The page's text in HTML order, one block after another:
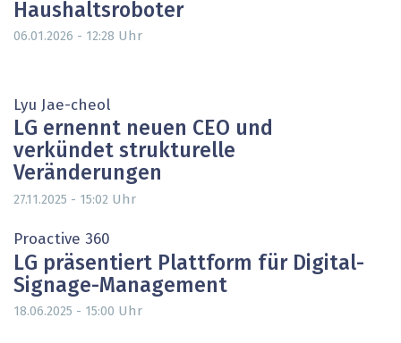
Haushaltsroboter
06.01.2026 - 12:28 Uhr
Lyu Jae-cheol
LG ernennt neuen CEO und
verkündet strukturelle
Veränderungen
27.11.2025 - 15:02 Uhr
Proactive 360
LG präsentiert Plattform für Digital-
Signage-Management
18.06.2025 - 15:00 Uhr